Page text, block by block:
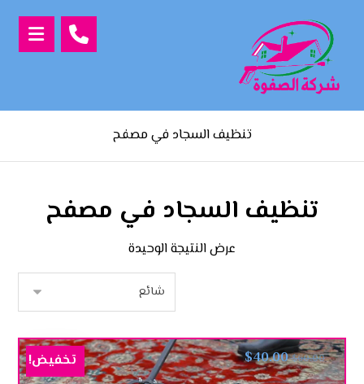
تنظيف السجاد في مصفح
تنظيف السجاد في مصفح
عرض النتيجة الوحيدة
$60.00
$40.00 تخفيض!